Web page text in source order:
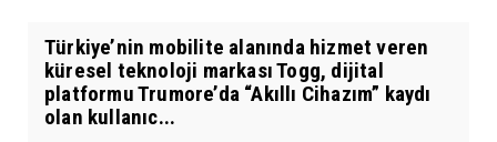
Türkiye’nin mobilite alanında hizmet veren
küresel teknoloji markası Togg, dijital
platformu Trumore’da “Akıllı Cihazım” kaydı
olan kullanıc...